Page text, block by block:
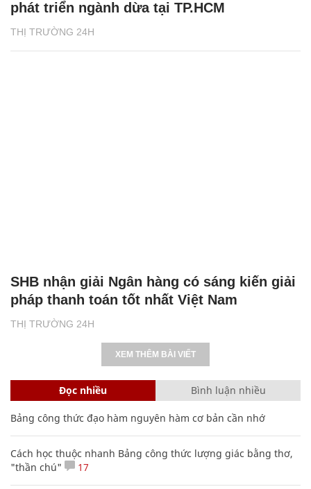
THỊ TRƯỜNG 24H
phát triển ngành dừa tại TP.HCM
THỊ TRƯỜNG 24H
SHB nhận giải Ngân hàng có sáng kiến giải
pháp thanh toán tốt nhất Việt Nam
XEM THÊM BÀI VIẾT
Đọc nhiều Bình luận nhiều
Bảng công thức đạo hàm nguyên hàm cơ bản cần nhớ
Cách học thuộc nhanh Bảng công thức lượng giác bằng thơ,
"thần chú"
17